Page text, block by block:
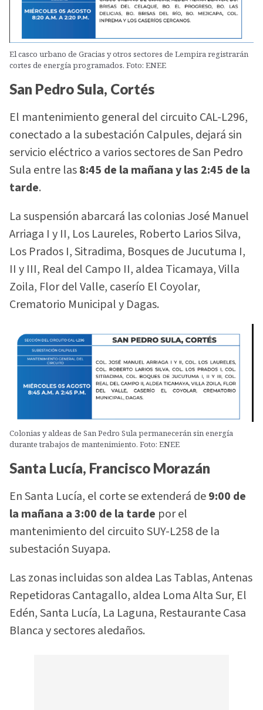
El casco urbano de Gracias y otros sectores de Lempira registrarán
cortes de energía programados. Foto: ENEE
San Pedro Sula, Cortés
El mantenimiento general del circuito CAL-L296,
conectado a la subestación Calpules, dejará sin
servicio eléctrico a varios sectores de San Pedro
Sula entre las8:45 de la mañana y las 2:45 de la
tarde.
La suspensión abarcará las colonias José Manuel
Arriaga I y II, Los Laureles, Roberto Larios Silva,
Los Prados I, Sitradima, Bosques de Jucutuma I,
II y III, Real del Campo II, aldea Ticamaya, Villa
Zoila, Flor del Valle, caserío El Coyolar,
Crematorio Municipal y Dagas.
Colonias y aldeas de San Pedro Sula permanecerán sin energía
durante trabajos de mantenimiento. Foto: ENEE
Santa Lucía, Francisco Morazán
En Santa Lucía, el corte se extenderá de9:00 de
la mañana a 3:00 de la tarde por el
mantenimiento del circuito SUY-L258 de la
subestación Suyapa.
Las zonas incluidas son aldea Las Tablas, Antenas
Repetidoras Cantagallo, aldea Loma Alta Sur, El
Edén, Santa Lucía, La Laguna, Restaurante Casa
Blanca y sectores aledaños.